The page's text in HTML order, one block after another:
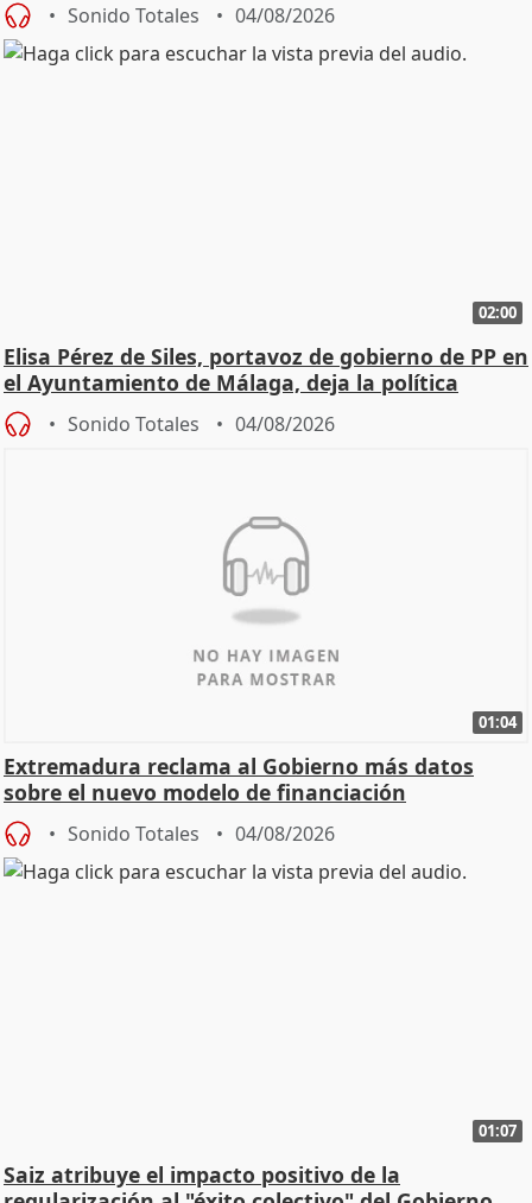
Sonido Totales 04/08/2026
02:00
Elisa Pérez de Siles, portavoz de gobierno de PP en
el Ayuntamiento de Málaga, deja la política
Sonido Totales 04/08/2026
01:04
Extremadura reclama al Gobierno más datos
sobre el nuevo modelo de financiación
Sonido Totales 04/08/2026
01:07
Saiz atribuye el impacto positivo de la